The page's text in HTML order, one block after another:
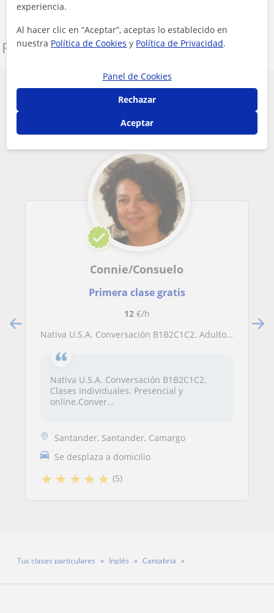
Denunciar este perfil
Otros profesores de Inglés en Santander
que pueden interesarte
Connie/Consuelo
Primera clase gratis
12€/h
Nativa U.S.A. Conversación B1B2C1C2. Adultos y Adolescentes. Clases Individuales. Presencial y online. Watch my intro Video by clicking on my Profile picture
Nativa U.S.A. Conversación B1B2C1C2.
Clases Individuales. Presencial y
online.Conver...
Santander, Santander, Camargo
Se desplaza a domicilio
★★ ★★★ (5)
Tus clases particulares Inglés
Cantabria
experiencia.
Al hacer clic en “Aceptar”, aceptas lo establecido en
nuestra Política de Cookies y Política de Privacidad.
Panel de Cookies
Rechazar
Aceptar